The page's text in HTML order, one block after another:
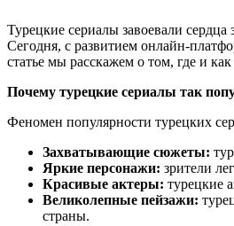
Турецкие сериалы завоевали сердца зрителей по всему миру благодаря захватывающим сюжетам, невероятной драме,ярким персонажам, красивым актерам и великолепным пейзажам.
Сегодня, с развитием онлайн-
статье мы расскажем о том, где и
Почему турецкие сериалы так
Феномен популярности турецких
Захватывающие сюжеты:
Яркие персонажи: зрители
Красивые актеры: турецкие
Великолепные пейзажи:
страны.